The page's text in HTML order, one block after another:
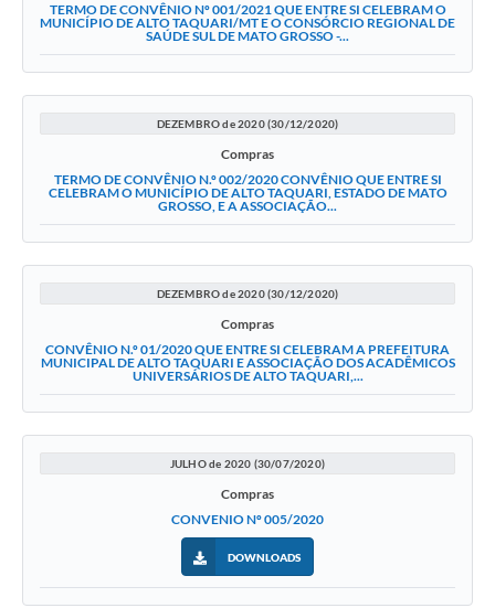
TERMO DE CONVÊNIO Nº 001/2021 QUE ENTRE SI CELEBRAM O
MUNICÍPIO DE ALTO TAQUARI/MT E O CONSÓRCIO REGIONAL DE
SAÚDE SUL DE MATO GROSSO -...
DEZEMBRO de 2020 (30/12/2020)
Compras
TERMO DE CONVÊNIO N.º 002/2020 CONVÊNIO QUE ENTRE SI
CELEBRAM O MUNICÍPIO DE ALTO TAQUARI, ESTADO DE MATO
GROSSO, E A ASSOCIAÇÃO...
DEZEMBRO de 2020 (30/12/2020)
Compras
CONVÊNIO N.º 01/2020 QUE ENTRE SI CELEBRAM A PREFEITURA
MUNICIPAL DE ALTO TAQUARI E ASSOCIAÇÃO DOS ACADÊMICOS
UNIVERSÁRIOS DE ALTO TAQUARI,...
JULHO de 2020 (30/07/2020)
Compras
CONVENIO Nº 005/2020
DOWNLOADS